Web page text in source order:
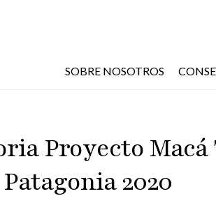
SOBRE NOSOTROS
Proyecto
2020